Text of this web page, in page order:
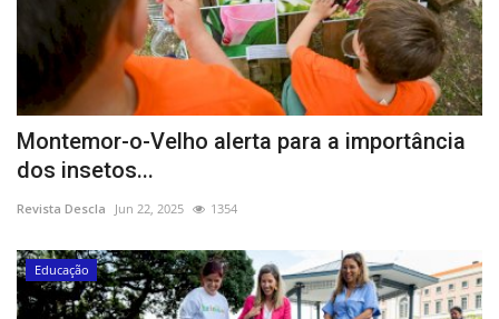
Montemor-o-Velho alerta para a importância
dos insetos...
Revista Descla Jun 22, 2025 1354
Educação